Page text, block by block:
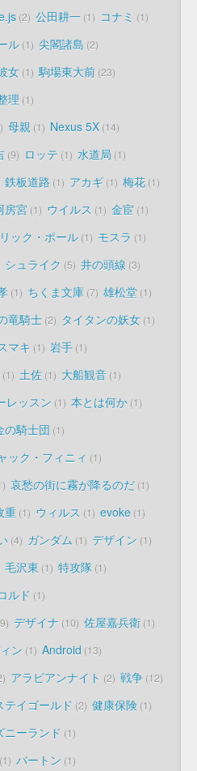
2 公田耕一 1 コナミ 1
ル 1 尖閣諸島 2
女 1 駒場東大前 23
理 1
母親 1 Nexus 5X 14
9 ロッテ 1 水道局 1
鉄板道路 1 アカギ 1 梅花 1
房宮 1 ウイルス 1 金宦 1
ック・ポール 1 モスラ 1
シュライク 5 井の頭線 3
1 ちくま文庫 7 雄松堂 1
竜騎士 2 タイタンの妖女 1
マキ 1 岩手 1
1 土佐 1 大船観音 1
レッスン 1 本とは何か 1
の騎士団 1
ック・フィニィ 1
哀愁の街に霧が降るのだ 1
重 1 ウィルス 1 evoke 1
4 ガンダム 1 デザイン 1
毛沢東 1 特攻隊 1
ルド 1
デザイナ 10 佐屋嘉兵衛 1
ン 1 Android 13
アラビアンナイト 2 戦争 12
テイゴールド 2 健康保険 1
ニーランド 1
1 バートン 1